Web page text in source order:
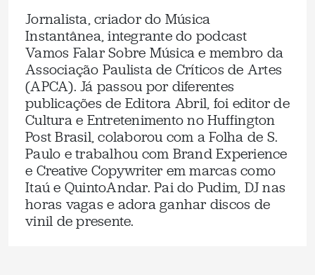
Jornalista, criador do Música
Instantânea, integrante do podcast
Vamos Falar Sobre Música e membro da
Associação Paulista de Críticos de Artes
(APCA). Já passou por diferentes
publicações de Editora Abril, foi editor de
Cultura e Entretenimento no Huffington
Post Brasil, colaborou com a Folha de S.
Paulo e trabalhou com Brand Experience
e Creative Copywriter em marcas como
Itaú e QuintoAndar. Pai do Pudim, DJ nas
horas vagas e adora ganhar discos de
vinil de presente.